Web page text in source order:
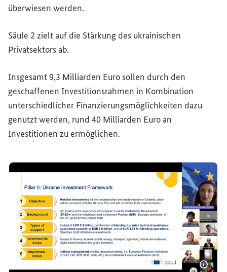
überwiesen werden.
Säule 2 zielt auf die Stärkung des ukrainischen
Privatsektors ab.
Insgesamt 9,3 Milliarden Euro sollen durch den
geschaffenen Investitionsrahmen in Kombination
unterschiedlicher Finanzierungsmöglichkeiten dazu
genutzt werden, rund 40 Milliarden Euro an
Investitionen zu ermöglichen.